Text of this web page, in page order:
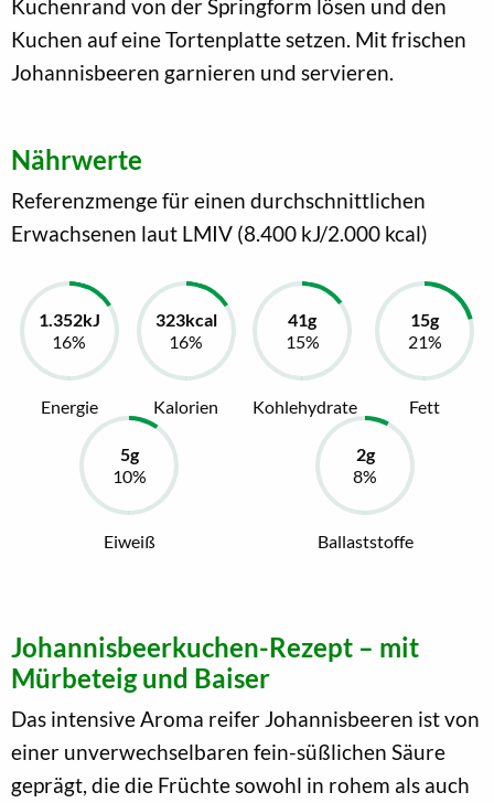
Kuchenrand von der Springform lösen und den
Kuchen auf eine Tortenplatte setzen. Mit frischen
Johannisbeeren garnieren und servieren.
Nährwerte
Referenzmenge für einen durchschnittlichen
Erwachsenen laut LMIV (8.400 kJ/2.000 kcal)
Energie Kalorien Kohlehydrate Fett
Eiweiß Ballaststoffe
Johannisbeerkuchen-Rezept – mit
Mürbeteig und Baiser
Das intensive Aroma reifer Johannisbeeren ist von
einer unverwechselbaren fein-süßlichen Säure
geprägt, die die Früchte sowohl in rohem als auch